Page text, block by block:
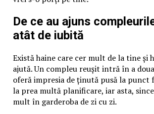
De ce au ajuns
atât de iubită
Există haine care cer mult de la tine și
ajută. Un compleu reușit intră în a
oferă impresia de ținută pusă la punct
la prea multă planificare, iar asta,
mult în garderoba de zi cu zi.